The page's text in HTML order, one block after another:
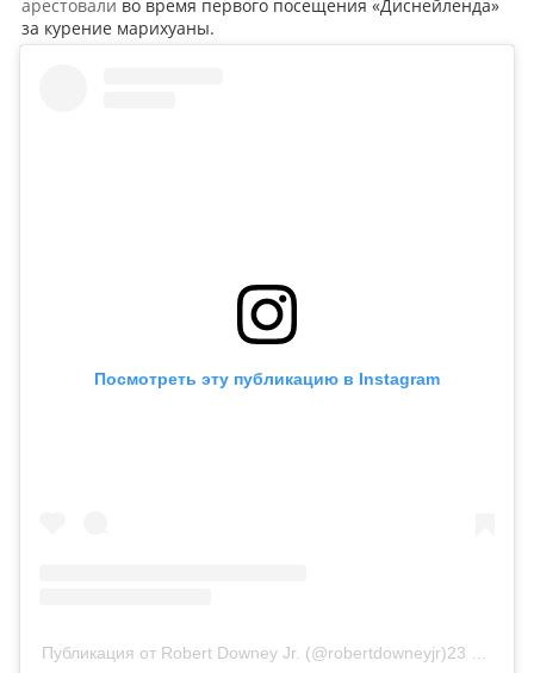
арестовали во время первого посещения «Диснейленда»
за курение марихуаны.
Посмотреть эту публикацию в Instagram
Публикация от Robert Downey Jr. (@robertdowneyjr)23 Авг 2019 в 9:08 PDT